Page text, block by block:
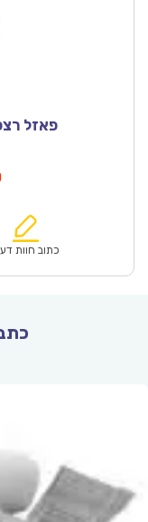
פאזל רצפה
המחיר
הוא:
כתוב חוות